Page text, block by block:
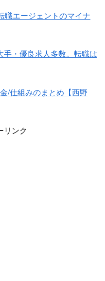
職エージェントのマイナ
・優良求人多数。転職は
/仕組みのまとめ【西野
リンク